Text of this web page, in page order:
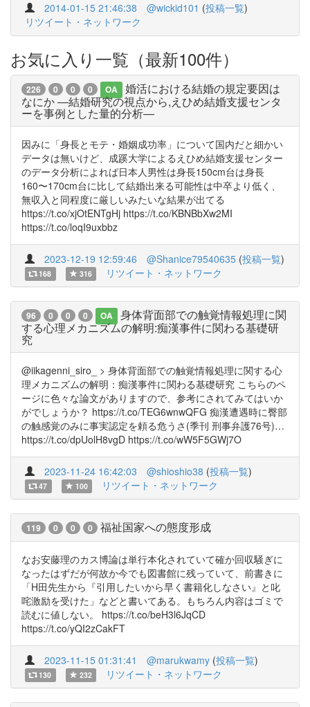
2014-01-15 21:46:38 @wickid101 (投稿一覧)
リツイート・ネットワーク
お気に入り一覧（最新100件）
226 0 0 0 OA
婚活における結婚の規定要因は
なにか ―結婚研究の視点から,えひめ結婚支援センタ
ーを事例とした量的分析―
因みに「身長とモテ・婚姻成功率」について国内だと細かい
データは無いけど、成蹊大学によるえひめ結婚支援センター
のデータ分析によれば日本人男性は身長150cm台は身長
160〜170cm台に比して結婚出来る可能性は中卒より低く、
無収入と同程度に厳しいみたいな結果が出てる
https://t.co/xjOtENTgHj https://t.co/KBNBbXw2MI
https://t.co/loqI9uxbbz
2023-12-19 12:59:46 @Shanice79540635 (投稿一覧)
168 316 リツイート・ネットワーク
96 0 0 0 OA
身体背面部での触覚情報処理に関
する心理メカニズムの解明:痴漢事件に関わる基礎研
究
@iikagenni_siro_ > 身体背面部での触覚情報処理に関する心
理メカニズムの解明：痴漢事件に関わる基礎研究 こちらのペ
ージに色々な論文がありますので、参考にされてみてはいか
がでしょうか？ https://t.co/TEG6wnwQFG 痴漢遭遇時に臀部
の触感覚のみに事実認定を頼る危うさ(季刊 刑事弁護76号)…
https://t.co/dpUolH8vgD https://t.co/wW5F5GWj7O
2023-11-24 16:42:03 @shioshio38 (投稿一覧)
47 100 リツイート・ネットワーク
119 0 0 0 福祉国家への態度形成
なお安藤理のカス博論は単行本化されていて確か回収騒ぎに
なったはずだが何故か今でも図書館に残っていて、前書きに
「H田先生から『引用したいから早く書籍化しなさい』と叱
咤激励を受けた」などと書いてある。もちろん内容はゴミで
読むに値しない。 https://t.co/beH3l6JqCD
https://t.co/yQI2zCakFT
2023-11-15 01:31:41 @marukwamy (投稿一覧)
130 232 リツイート・ネットワーク